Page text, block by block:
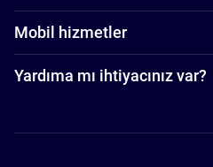
Mobil hizmetler
Yardıma mı ihtiyacınız var?